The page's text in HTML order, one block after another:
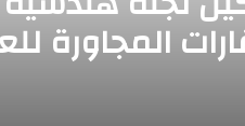
المجاورة